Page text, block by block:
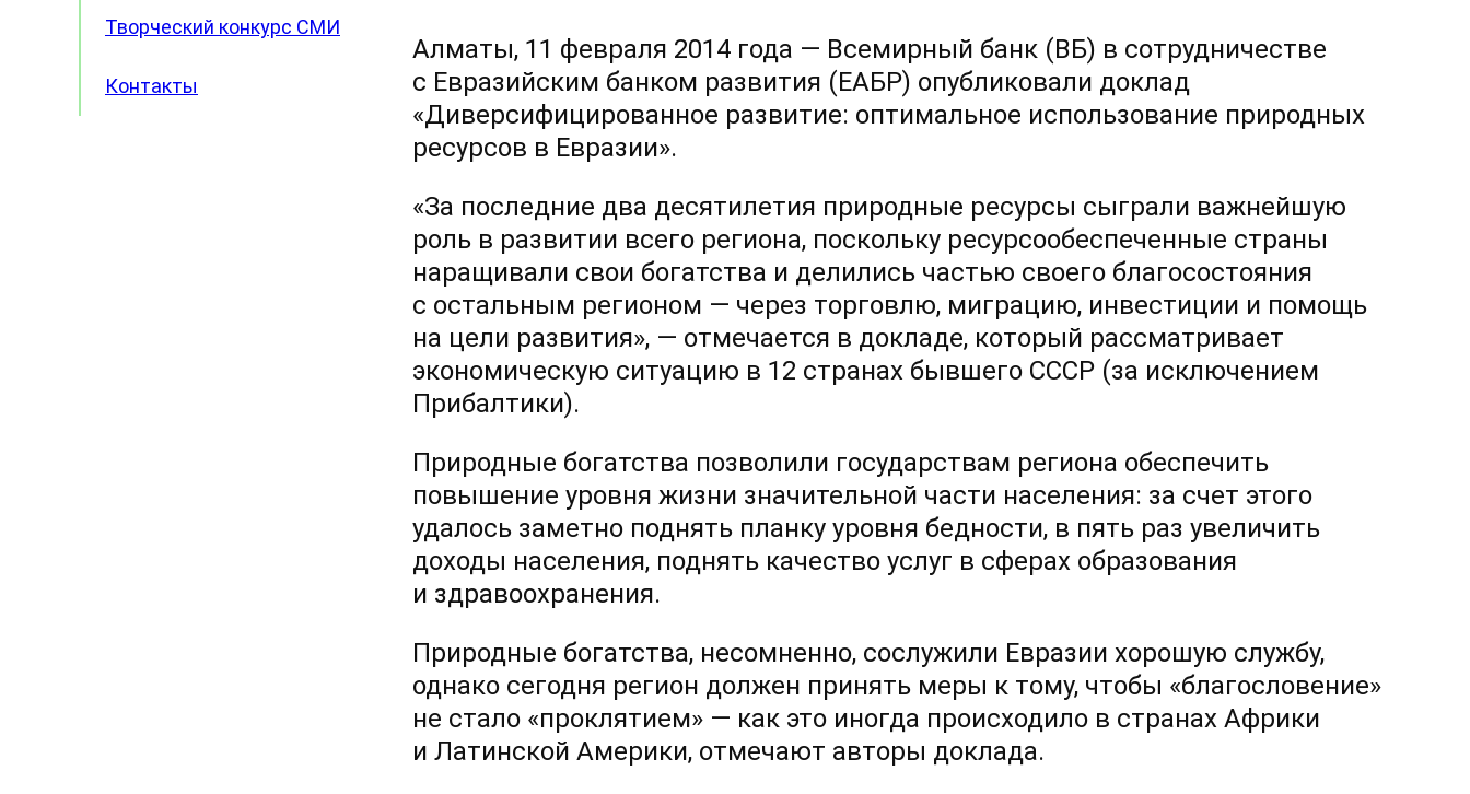
Творческий конкурс СМИ
Контакты
Алматы, 11 февраля 2014 года — Всемирный банк (ВБ) в сотрудничестве
с Евразийским банком развития (ЕАБР) опубликовали доклад
«Диверсифицированное развитие: оптимальное использование природных
ресурсов в Евразии».
«За последние два десятилетия природные ресурсы сыграли важнейшую
роль в развитии всего региона, поскольку ресурсообеспеченные страны
наращивали свои богатства и делились частью своего благосостояния
с остальным регионом — через торговлю, миграцию, инвестиции и помощь
на цели развития», — отмечается в докладе, который рассматривает
экономическую ситуацию в 12 странах бывшего СССР (за исключением
Прибалтики).
Природные богатства позволили государствам региона обеспечить
повышение уровня жизни значительной части населения: за счет этого
удалось заметно поднять планку уровня бедности, в пять раз увеличить
доходы населения, поднять качество услуг в сферах образования
и здравоохранения.
Природные богатства, несомненно, сослужили Евразии хорошую службу,
однако сегодня регион должен принять меры к тому, чтобы «благословение»
не стало «проклятием» — как это иногда происходило в странах Африки
и Латинской Америки, отмечают авторы доклада.